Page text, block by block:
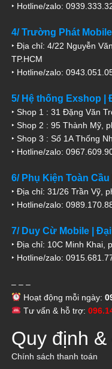
‣ Hotline/zalo:
4/ Trường Phát
‣ Địa chỉ: 4/22 Nguyễn
TP.HCM
‣ Hotline/zalo:
5/ Hệ thống Exshop |
‣ Shop 1 : 31 Đặng Văn
‣ Shop 2 : 95 Thành Mỹ,
‣ Shop 3 : Số 1A Thống
‣ Hotline/zalo:
6/ Phụ Kiện Toàn
‣ Địa chỉ: 31/26 Trần Vỹ,
‣ Hotline/zalo:
7/ Duy Cừ Mobile |
‣ Địa chỉ: 10C Minh Khai,
‣ Hotline/zalo:
– – –
Hoạt động mỗi ngày:
Tư vấn & hỗ trợ:
Quy định
Chính sách thanh toán